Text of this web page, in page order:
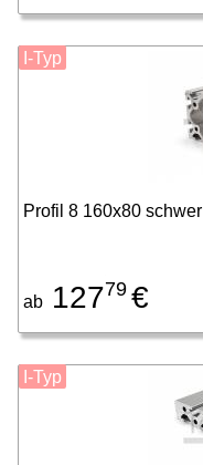
Profil 8 160x80 schwer
ab 12779 €
I-Typ
I-Typ